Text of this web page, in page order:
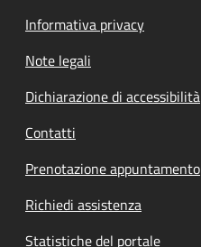
Informativa privacy
Note legali
Dichiarazione di accessibilità
Contatti
Prenotazione appuntamento
Richiedi assistenza
Statistiche del portale